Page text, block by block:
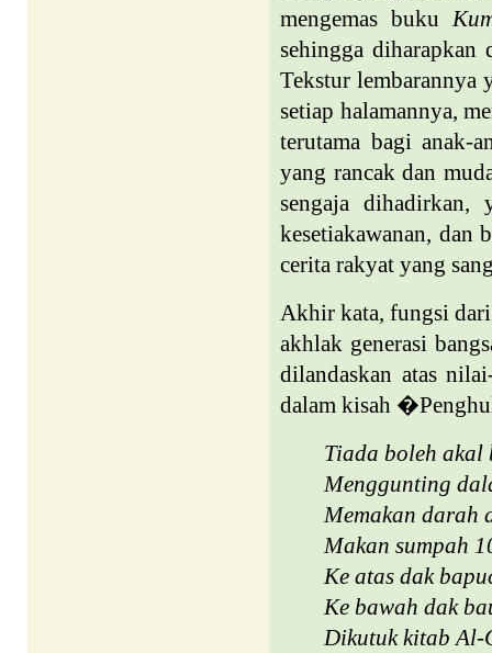
mengemas buku
sehingga diharapkan
Tekstur lembarannya
setiap halamannya,
terutama bagi anak-
yang rancak dan
sengaja dihadirkan,
kesetiakawanan, dan
cerita rakyat yang
Akhir kata, fungsi
akhlak generasi
dilandaskan atas
dalam kisah
Tiada boleh akal
Menggunting
Memakan darah
Makan sumpah
Ke atas dak
Ke bawah dak
Dikutuk kitab